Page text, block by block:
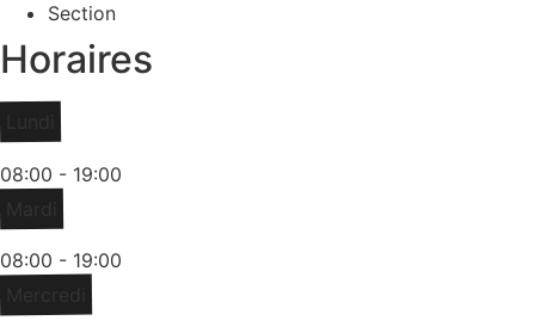
Section
Horaires
08:00 - 19:00
08:00 - 19:00